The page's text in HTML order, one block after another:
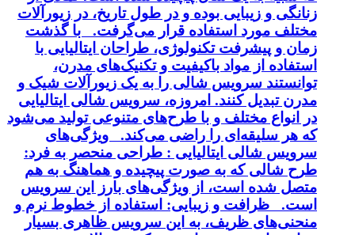
زنانگی و زیبایی بوده و در طول تاریخ، در زیورآلات
مختلف مورد استفاده قرار می‌گرفت. با گذشت
زمان و پیشرفت تکنولوژی، طراحان ایتالیایی با
استفاده از مواد باکیفیت و تکنیک‌های مدرن،
توانستند سرویس شالی را به یک زیورآلات شیک و
مدرن تبدیل کنند. امروزه، سرویس شالی ایتالیایی
در انواع مختلف و با طرح‌های متنوعی تولید می‌شود
که هر سلیقه‌ای را راضی می‌کند. ویژگی‌های
سرویس شالی ایتالیایی : طراحی منحصر به فرد:
طرح شالی که به صورت پیچیده و هماهنگ به هم
متصل شده است، از ویژگی‌های بارز این سرویس
است. ظرافت و زیبایی: استفاده از خطوط نرم و
منحنی‌های ظریف، به این سرویس ظاهری بسیار